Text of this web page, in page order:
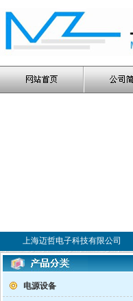
上海迈哲电子科技有限公司
电源设备